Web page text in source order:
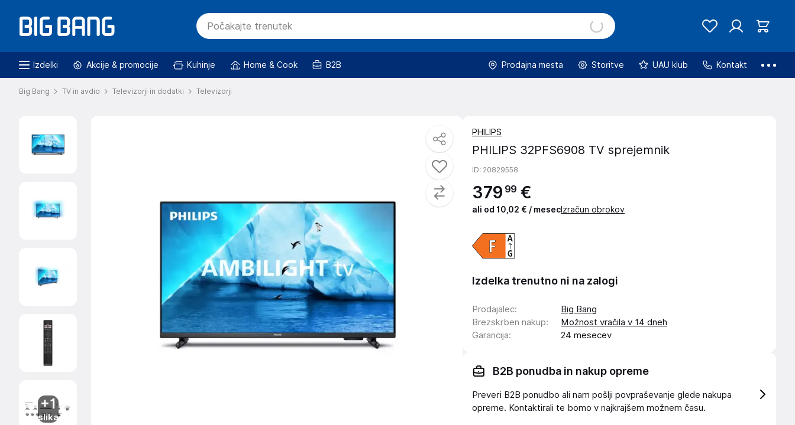
Izdelki Akcije & promocije Kuhinje Home & Cook B2B Prodajna mesta Storitve UAU klub Kontakt
Big Bang TV in avdio Televizorji in dodatki Televizorji
+1
slika
PHILIPS
PHILIPS 32PFS6908 TV sprejemnik
ID: 20829558
379 99 €
ali od 10,02 € / mesec Izračun obrokov
Izdelka trenutno ni na zalogi
Prodajalec:
Big Bang
Brezskrben nakup:
Možnost vračila v 14 dneh
Garancija: 24 mesecev
B2B ponudba in nakup opreme
Preveri B2B ponudbo ali nam pošlji povpraševanje glede nakupa
opreme. Kontaktirali te bomo v najkrajšem možnem času.